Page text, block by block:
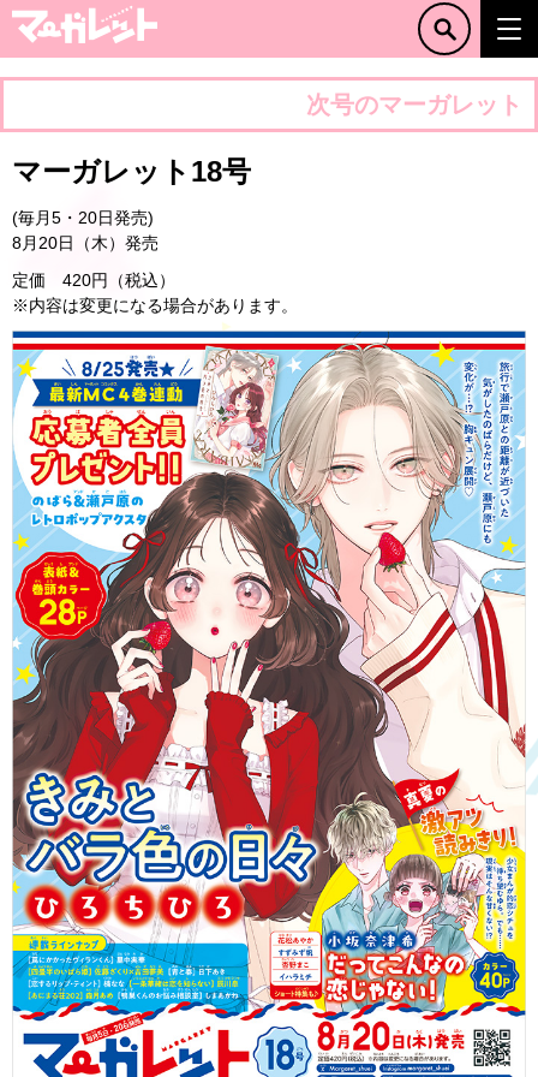
次号のマーガレット
マーガレット18号
(毎月5・20日発売)
8月20日（木）発売
定価 420円（税込）
※内容は変更になる場合があります。